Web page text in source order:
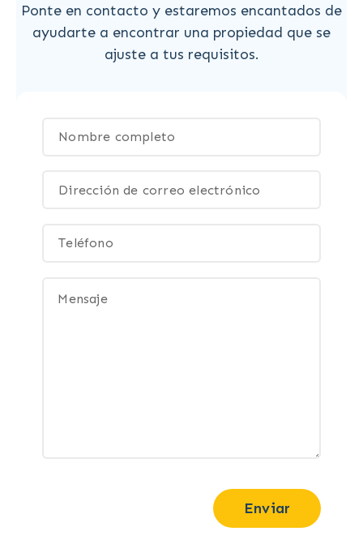
Ponte en contacto y estaremos encantados de
ayudarte a encontrar una propiedad que se
ajuste a tus requisitos.
Enviar